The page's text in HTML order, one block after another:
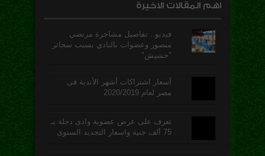
اهم المقالات الاخيرة
فيديو.. تفاصيل مشاجرة مرتضي
منصور وعضوات بالنادي بسبب سجائر
"حشيش"
أسعار اشتراكات أشهر الأندية فى
مصر لعام 2020/2019
تعرف على عرض عضوية وادى دجلة بـ
75 ألف جنية واسعار التجديد السنوى